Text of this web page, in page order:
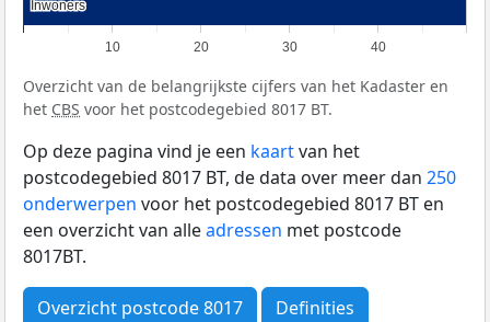
10 20 30 40
Inwoners
Inwoners
Overzicht van de belangrijkste cijfers van het Kadaster en
het CBS voor het postcodegebied 8017 BT.
Op deze pagina vind je een kaartvan het
postcodegebied 8017 BT, de data over meer dan 250
onderwerpen voor het postcodegebied 8017 BT en
een overzicht van alleadressen met postcode
8017BT.
Overzicht postcode 8017 Definities